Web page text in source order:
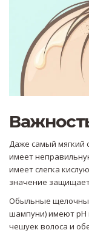
Даже самый мягкий
имеет
имеет слегка
значение
Обыльные
шампуни) имеют pH
чешуек волоса и